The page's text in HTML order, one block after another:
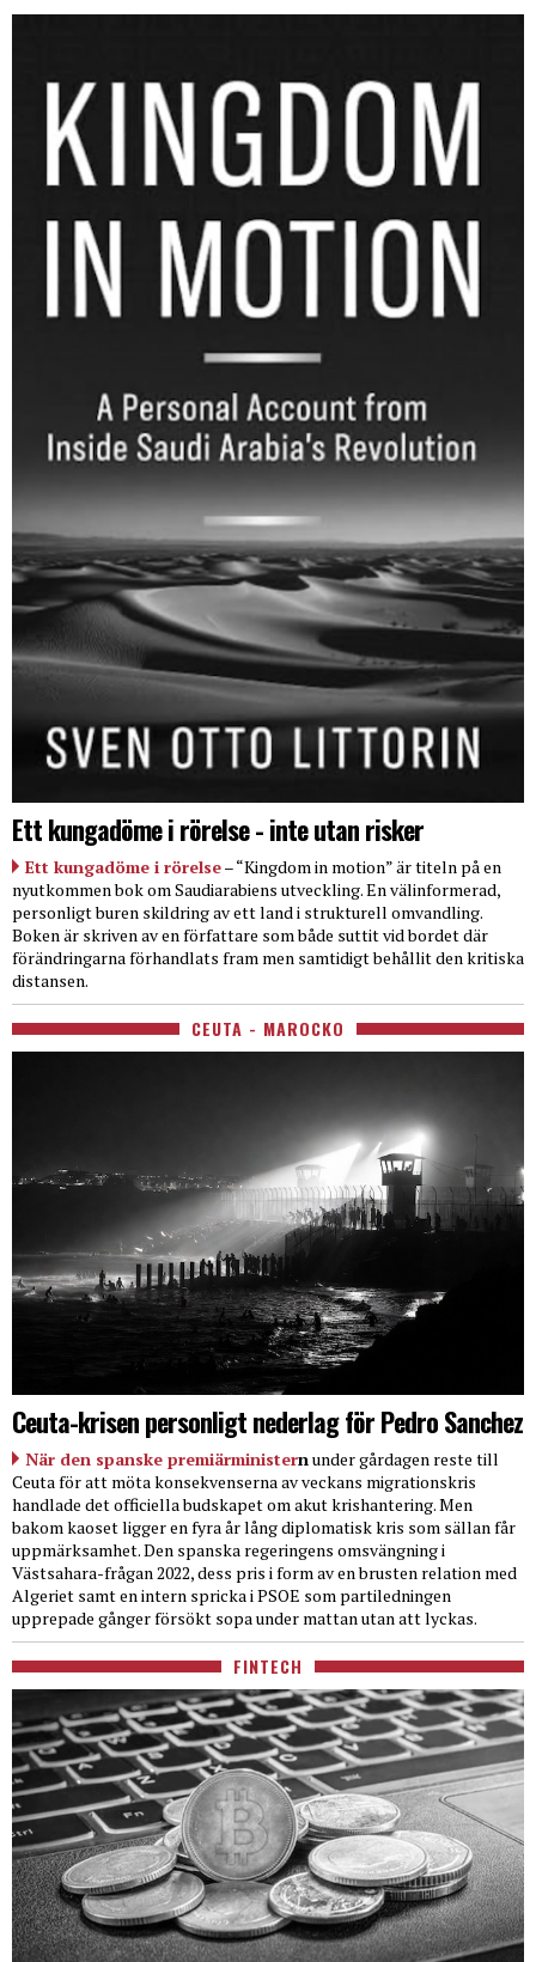
Ett kungadöme i rörelse - inte utan risker
Ett kungadöme i rörelse– “Kingdom in motion” är titeln på en
nyutkommen bok om Saudiarabiens utveckling. En välinformerad,
personligt buren skildring av ett land i strukturell omvandling.
Boken är skriven av en författare som både suttit vid bordet där
förändringarna förhandlats fram men samtidigt behållit den kritiska
distansen.
CEUTA - MAROCKO
Ceuta-krisen personligt nederlag för Pedro Sanchez
När den spanske premiärministernunder gårdagen reste till
Ceuta för att möta konsekvenserna av veckans migrationskris
handlade det officiella budskapet om akut krishantering. Men
bakom kaoset ligger en fyra år lång diplomatisk kris som sällan får
uppmärksamhet. Den spanska regeringens omsvängning i
Västsahara-frågan 2022, dess pris i form av en brusten relation med
Algeriet samt en intern spricka i PSOE som partiledningen
upprepade gånger försökt sopa under mattan utan att lyckas.
FINTECH